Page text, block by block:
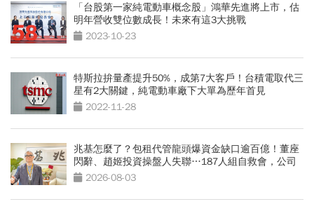
「台股第一家純電動車概念股」鴻華先進將上市，估
明年營收雙位數成長！未來有這3大挑戰
2023-10-23
特斯拉拚量產提升50%，成第7大客戶！台積電取代三
星有2大關鍵，純電動車廠下大單為歷年首見
2022-11-28
兆基怎麼了？包租代管龍頭爆資金缺口逾百億！董座
閃辭、趙姬投資操盤人失聯…187人組自救會，公司
最新聲明
2026-08-03